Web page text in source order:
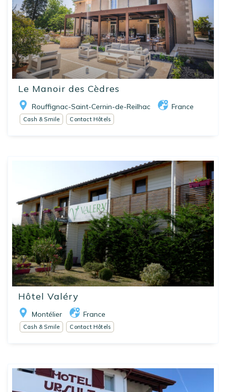
Le Manoir des Cèdres
Rouffignac-Saint-Cernin-de-Reilhac France
Cash & Smile Contact Hôtels
Hôtel Valéry
Montélier France
Cash & Smile Contact Hôtels